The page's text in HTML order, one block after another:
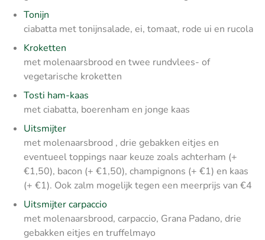
Tonijn
ciabatta met tonijnsalade, ei, tomaat, rode ui en rucola
Kroketten
met molenaarsbrood en twee rundvlees- of
vegetarische kroketten
Tosti ham-kaas
met ciabatta, boerenham en jonge kaas
Uitsmijter
met molenaarsbrood , drie gebakken eitjes en
eventueel toppings naar keuze zoals achterham (+
€1,50), bacon (+ €1,50), champignons (+ €1) en kaas
(+ €1). Ook zalm mogelijk tegen een meerprijs van €4
Uitsmijter carpaccio
met molenaarsbrood, carpaccio, Grana Padano, drie
gebakken eitjes en truffelmayo